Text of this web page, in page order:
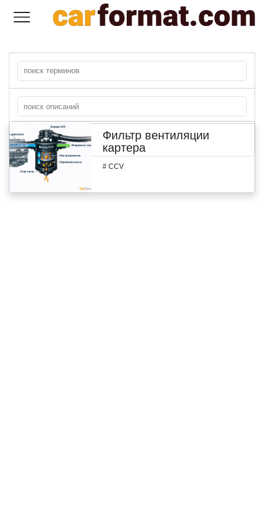
+
Фильтр вентиляции
картера
# CCV